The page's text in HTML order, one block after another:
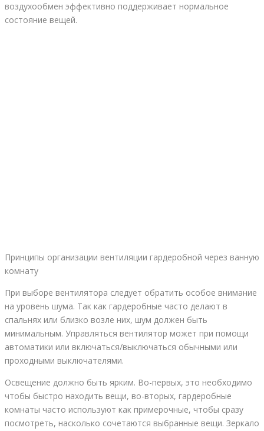
воздухообмен эффективно поддерживает нормальное
состояние вещей.
Принципы организации вентиляции гардеробной через ванную
комнату
При выборе вентилятора следует обратить особое внимание
на уровень шума. Так как гардеробные часто делают в
спальнях или близко возле них, шум должен быть
минимальным. Управляться вентилятор может при помощи
автоматики или включаться/выключаться обычными или
проходными выключателями.
Освещение должно быть ярким. Во-первых, это необходимо
чтобы быстро находить вещи, во-вторых, гардеробные
комнаты часто используют как примерочные, чтобы сразу
посмотреть, насколько сочетаются выбранные вещи. Зеркало